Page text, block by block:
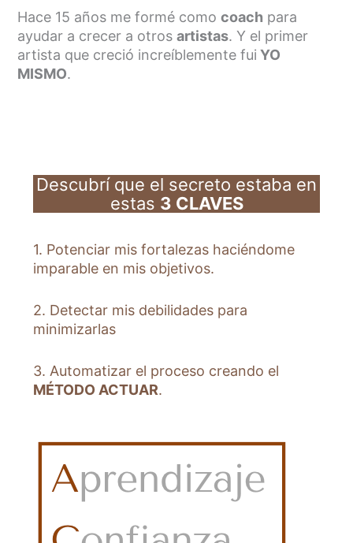
Hace 15 años me formé como coach para
ayudar a crecer a otros artistas. Y el primer
artista que creció increíblemente fui YO
MISMO.
Descubrí que el secreto estaba en
estas 3 CLAVES
1. Potenciar mis fortalezas haciéndome
imparable en mis objetivos.
2. Detectar mis debilidades para
minimizarlas
3. Automatizar el proceso creando el
MÉTODO ACTUAR.